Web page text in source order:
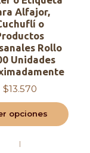
Alfajor,
o
Rollo
Unidades
$13.570
opciones
|